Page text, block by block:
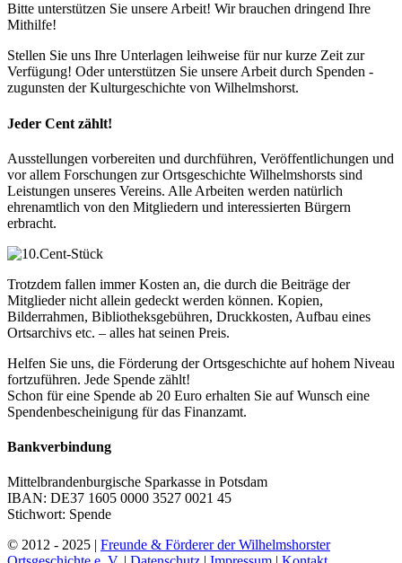
Bitte unterstützen Sie unsere Arbeit! Wir brauchen dringend Ihre
Mithilfe!
Stellen Sie uns Ihre Unterlagen leihweise für nur kurze Zeit zur
Verfügung! Oder unterstützen Sie unsere Arbeit durch Spenden -
zugunsten der Kulturgeschichte von Wilhelmshorst.
Jeder Cent zählt!
Ausstellungen vorbereiten und durchführen, Veröffentlichungen und
vor allem Forschungen zur Ortsgeschichte Wilhelmshorsts sind
Leistungen unseres Vereins. Alle Arbeiten werden natürlich
ehrenamtlich von den Mitgliedern und interessierten Bürgern
erbracht.
Trotzdem fallen immer Kosten an, die durch die Beiträge der
Mitglieder nicht allein gedeckt werden können. Kopien,
Bilderrahmen, Bibliotheksgebühren, Druckkosten, Aufbau eines
Ortsarchivs etc. – alles hat seinen Preis.
Helfen Sie uns, die Förderung der Ortsgeschichte auf hohem Niveau
fortzuführen. Jede Spende zählt!
Schon für eine Spende ab 20 Euro erhalten Sie auf Wunsch eine
Spendenbescheinigung für das Finanzamt.
Bankverbindung
Mittelbrandenburgische Sparkasse in Potsdam
IBAN: DE37 1605 0000 3527 0021 45
Stichwort: Spende
© 2012 - 2025 | Freunde & Förderer der Wilhelmshorster